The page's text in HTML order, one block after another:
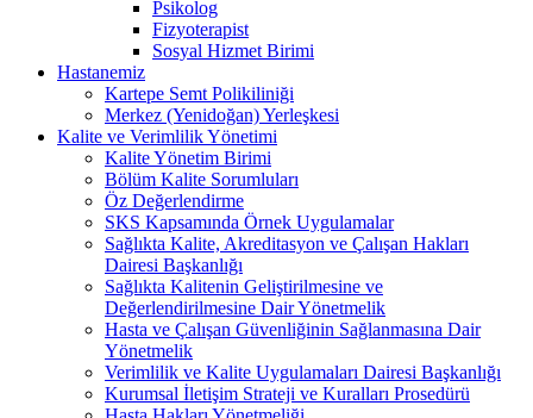
Psikolog
Fizyoterapist
Sosyal Hizmet Birimi
Hastanemiz
Kartepe Semt Polikiliniği
Merkez (Yenidoğan) Yerleşkesi
Kalite ve Verimlilik Yönetimi
Kalite Yönetim Birimi
Bölüm Kalite Sorumluları
Öz Değerlendirme
SKS Kapsamında Örnek Uygulamalar
Sağlıkta Kalite, Akreditasyon ve Çalışan Hakları
Dairesi Başkanlığı
Sağlıkta Kalitenin Geliştirilmesine ve
Değerlendirilmesine Dair Yönetmelik
Hasta ve Çalışan Güvenliğinin Sağlanmasına Dair
Yönetmelik
Verimlilik ve Kalite Uygulamaları Dairesi Başkanlığı
Kurumsal İletişim Strateji ve Kuralları Prosedürü